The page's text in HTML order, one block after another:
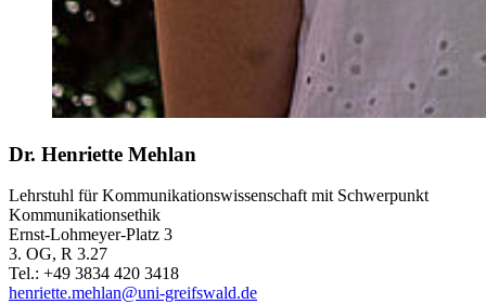
Dr. Henriette Mehlan
Lehrstuhl für Kommunikationswissenschaft mit Schwerpunkt
Kommunikationsethik
Ernst-Lohmeyer-Platz 3
3. OG, R 3.27
Tel.: +49 3834 420 3418
henriette.mehlan@uni-greifswald.de